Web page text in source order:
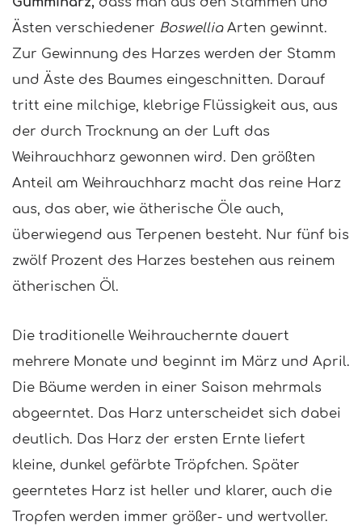
Ästen verschiedener Boswellia Arten gewinnt.
Zur Gewinnung des Harzes werden der Stamm
und Äste des Baumes eingeschnitten. Darauf
tritt eine milchige, klebrige Flüssigkeit aus, aus
der durch Trocknung an der Luft das
Weihrauchharz gewonnen wird. Den größten
Anteil am Weihrauchharz macht das reine Harz
aus, das aber, wie ätherische Öle auch,
überwiegend aus Terpenen besteht. Nur fünf bis
zwölf Prozent des Harzes bestehen aus reinem
ätherischen Öl.
Die traditionelle Weihrauchernte dauert
mehrere Monate und beginnt im März und April.
Die Bäume werden in einer Saison mehrmals
abgeerntet. Das Harz unterscheidet sich dabei
deutlich. Das Harz der ersten Ernte liefert
kleine, dunkel gefärbte Tröpfchen. Später
geerntetes Harz ist heller und klarer, auch die
Tropfen werden immer größer- und wertvoller.